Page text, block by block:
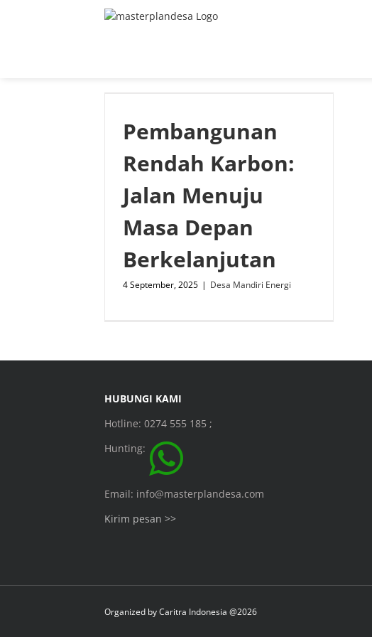
Pembangunan
Rendah Karbon:
Jalan Menuju
Masa Depan
Berkelanjutan
4 September, 2025 | Desa Mandiri Energi
HUBUNGI KAMI
Hotline: 0274 555 185 ;
Hunting:
Email: info@masterplandesa.com
Kirim pesan >>
Organized byCaritra Indonesia @2026